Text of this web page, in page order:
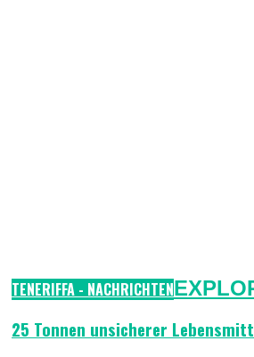
TENERIFFA - NACHRICHTEN
25 Tonnen unsicherer